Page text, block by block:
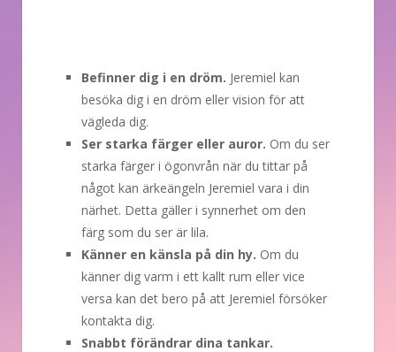
Befinner dig i en dröm. Jeremiel kan
besöka dig i en dröm eller vision för att
vägleda dig.
Ser starka färger eller auror. Om du ser
starka färger i ögonvrån när du tittar på
något kan ärkeängeln Jeremiel vara i din
närhet. Detta gäller i synnerhet om den
färg som du ser är lila.
Känner en känsla på din hy. Om du
känner dig varm i ett kallt rum eller vice
versa kan det bero på att Jeremiel försöker
kontakta dig.
Snabbt förändrar dina tankar.